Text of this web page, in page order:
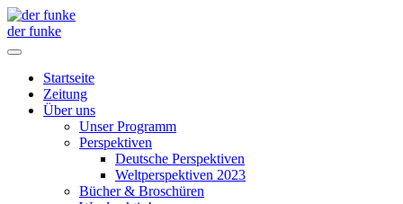
der funke
Startseite
Zeitung
Über uns
Unser Programm
Perspektiven
Deutsche Perspektiven
Weltperspektiven 2023
Bücher & Broschüren